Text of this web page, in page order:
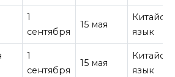
1
сентября
15 мая
язык
1
сентября
15 мая
язык